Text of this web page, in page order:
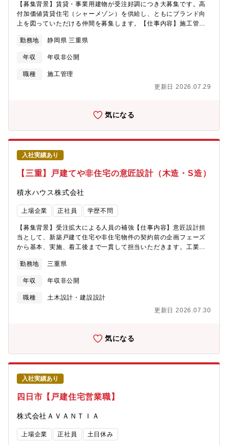
排水はじめ、水道インフラの新設/更新に長く関わってきた当社へ
依頼が増えており、今後も長く安定し事業運営できる地盤が整っ
ております。
【募集背景】賃貸・事業用建物が受注好調につき大募集です。高
付加価値賃貸住宅（シャーメゾン）を供給し、ともにブランド向
上を図っていただける仲間を募集します。【仕事内容】施工管理
様対応、竣工検査等に従事いただきます。※分業化・システム化
により、原価管理はほとんど必要ありません。【担当物件につい
て】※エリアにより変動します。・担当物件数：常時5～10棟程
度、年間20棟程度 もしくは専任監督・平均受注金額：2～3億円
ー宅・店舗・事務所・クリニック併用共同住宅、非住宅：1～2
手段：公共交通機関が基本。一部社用車付与の場合は利用可。※
私用車利用不可。【業務形態について】・巡回型配置技術者や建
方施工を委託している積水ハウス建設グループを包括する業務と
なります。・常駐型専任の配置技術者（監理技術者、主任技術
者）として、主に現場で品質・安全管理に従事する業務となりま
す。※巡回・常駐等の業務のお任せの仕方は各支店状況やご本人
のこれまでのご経験を含めて判断させていただきます。【入社後
のキャリアパス例】入社後～1年程度専任として1現場を担当。基
本的には現場常駐、当社の施工管理における安全・品質・原価・
工程管理を習得いただきます。○1年～３年自身の管理物件と併せ
て複数現場を管理し、幅広い知識と建築業務スキルを習得いただ
きます。○３年～即戦力として課員を統率いただきます。また、チ
ーフコンストラクターとなり社内でも影響力を発揮いただけま
す。【業務形態について】・巡回型配置技術者や建方施工を委託
している積水ハウス建設グループを包括する業務となります。・
主に現場で品質・安全管理に従事する業務となります。【働き
ントが休日と重なる場合はその日は出勤頂き、支障のない平日に
代休を取って頂きます。【WLBバランス実現に向けた制度例】■勤
合、一定期間転居なく同一エリアで勤務できる制度となります。
社より承認された期間、転居を必要とする異動がなく、現在の勤
務エリアを継続可能。■スライド勤務部署の勤務形態や自身の暮ら
しに合わせ8時から17時、10時から19時など、勤務時間を調整で
きます。■your ホリデー制度活用月1回 水日休みを土日休みに転
換できる制度。■有給取得率向上目標：会社として掲げている有給
取得率70％以上を達成するため、支店ごとで有給奨励日を作るな
ど様々な取り組みも実施しています。※2023年度実績：80.3％
2024年度実績：79.9％【施工体制】■責任施工体制積水ハウスグ
ループ会社である積水ハウス建設グループ9社と責任施工体制をと
っており4500名を超える施工従事者がいます。完全子会社で工
事、且つ監督を配置できる体制を確立しています。■積水ハウス会
施工に関わるグループ会社や施工協力店によって構成される「積
勤務地 静岡県 三重県
年収 年収非公開
職種
施工管理
更新日 2026.07.29
気になる
入社実績あり
【三重】戸建てや非住宅の意匠設計（木造・S造）
積水ハウス株式会社
上場企業 正社員 学歴不問
【募集背景】受注拡大による人員の補強【仕事内容】意匠設計担
当として、新築戸建て住宅や非住宅物件の契約前の企画フェーズ
から基本、実施、着工後まで一貫して担当いただきます。工業化
標""life knit design""をもとにしたプランニングや、素材を活かし
たお客様にとって心地よいプランニングの提案を行います。【担
当物件について】※エリアにより変動します。・担当物件数：年
間数棟程度・平均受注金額：5000万円程度・設計期間：基本設計
ック・事務所・保育園等)・エリア：配属支店近郊【働き方】※平
勤があった場合は原則代休を取って頂きます。【体制】確認申請
や積算・発注はもちろん、作図もオペレーターが各支店ごとに配
置されており、フロント業務としてお客様との家づくりに集中す
ることができます。エクステリア・インテリアについてもコーデ
ィネーターとともに連携し、こだわりをもって設計することが可
能です。★お客様に寄り添って設計をやりたい方にとって理想的
な環境がございます。【設計職のインタビュー動画はこちら】
https://www.youtube.com/watch?v=NRk0U2BKNHc&t=82s【入
社後のキャリアパス例】〇入社後～1年程度：作図を中心とした業
務で商品やシステムに慣れて頂きます。○1年～３年：一気通貫で
の設計でお客様との家づくりをご経験○３年～：チーフアーキテク
トや構造スペシャリストなど、社内認定制度を目指していただけ
勤務地 三重県
年収 年収非公開
職種
土木設計・建設設計
更新日 2026.07.30
気になる
入社実績あり
四日市【戸建住宅営業職】
株式会社ＡＶＡＮＴＩＡ
上場企業 正社員 土日休み